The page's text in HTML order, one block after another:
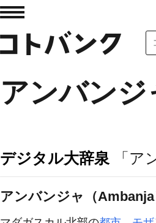
アンバンジ
デジタル大辞泉 「ア
アンバンジャ（Ambanja